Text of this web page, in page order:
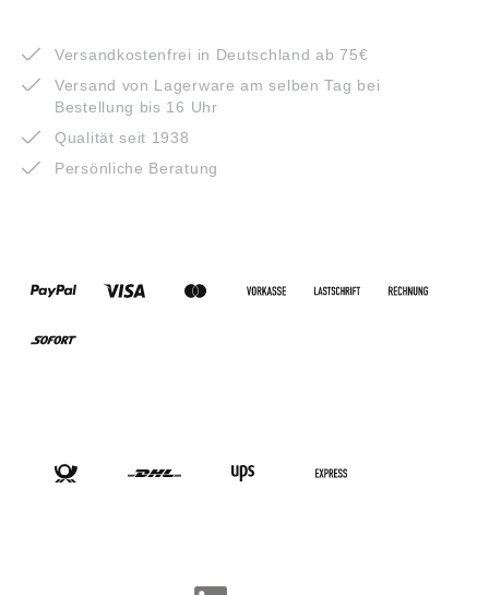
Versandkostenfrei in Deutschland ab 75€
Versand von Lagerware am selben Tag bei
Bestellung bis 16 Uhr
Qualität seit 1938
Persönliche Beratung